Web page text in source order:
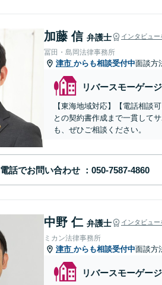
加藤 信 弁護士 インタビュー
冨田・島岡法律事務所
津市 からも相談受付中面談方
リバースモーゲー
【東海地域対応】【電話相談
との契約書作成まで一貫して
も、ぜひご相談ください。
電話でお問い合わせ
中野 仁 弁護士 インタビュー
ミカン法律事務所
津市 からも相談受付中面談方
リバースモーゲー